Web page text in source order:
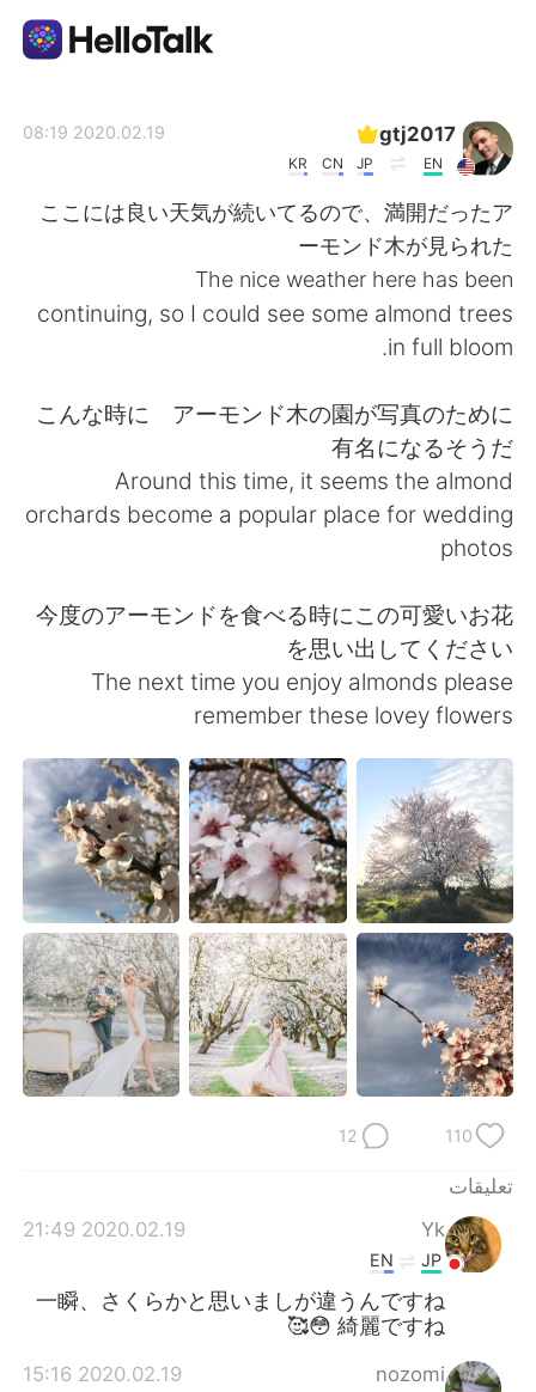
繁體中文 Español
Français Deutsch
Русский ไทย
Tiếng Việt
Português
gtj2017
EN
JP
CN
KR
2020.02.19 08:19
ここには良い天気が続いてるので、満開だったア
ーモンド木が見られた
The nice weather here has been
continuing, so I could see some almond trees
in full bloom.
こんな時に アーモンド木の園が写真のために
有名になるそうだ
Around this time, it seems the almond
orchards become a popular place for wedding
photos
今度のアーモンドを食べる時にこの可愛いお花
を思い出してください
The next time you enjoy almonds please
remember these lovey flowers
110
12
تعليقات
Yk
2020.02.19 21:49
JP
EN
一瞬、さくらかと思いましが違うんですね
😳 綺麗ですね🥰
nozomi
2020.02.19 15:16